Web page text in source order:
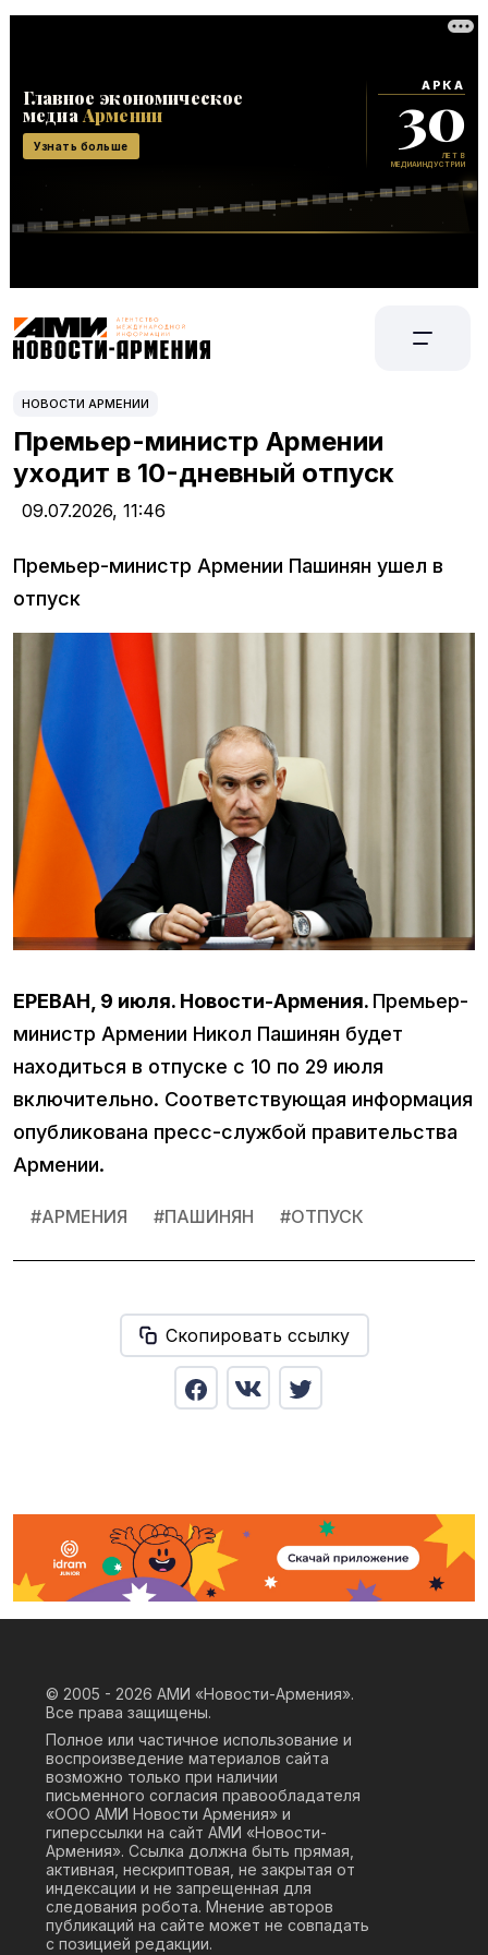
НОВОСТИ АРМЕНИИ
Премьер-министр Армении
уходит в 10-дневный отпуск
09.07.2026, 11:46
Премьер-министр Армении Пашинян ушел в
отпуск
ЕРЕВАН, 9 июля. Новости-Армения. Премьер-
министр Армении Никол Пашинян будет
находиться в отпуске с 10 по 29 июля
включительно. Соответствующая информация
опубликована пресс-службой правительства
Армении.
#АРМЕНИЯ #ПАШИНЯН #ОТПУСК
Скопировать ссылку
© 2005 - 2026 АМИ «Новости-Армения».
Все права защищены.
Полное или частичное использование и
воспроизведение материалов сайта
возможно только при наличии
письменного согласия правообладателя
«ООО АМИ Новости Армения» и
гиперссылки на сайт АМИ «Новости-
Армения». Ссылка должна быть прямая,
активная, нескриптовая, не закрытая от
индексации и не запрещенная для
следования робота. Мнение авторов
публикаций на сайте может не совпадать
с позицией редакции.